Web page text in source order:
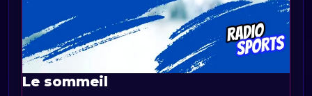
Le sommeil